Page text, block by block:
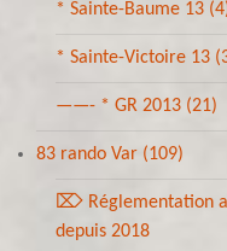
* Sainte-Baume 13
* Sainte-Victoire 13
——- * GR 2013 (21)
83 rando Var (109)
⌦ Réglementation
depuis 2018